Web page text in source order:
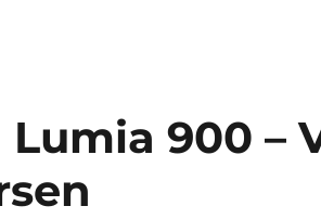
Lumia 900 –